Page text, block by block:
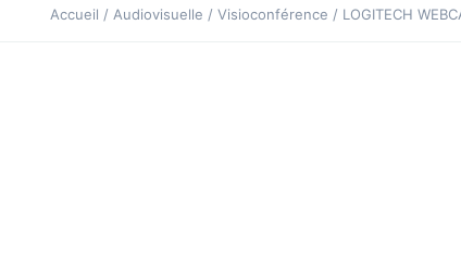
Accueil / Audiovisuelle / Visioconférence / LOGITECH